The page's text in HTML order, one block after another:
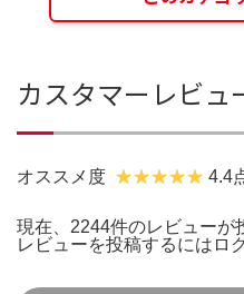
カスタマーレビュ
オススメ度 4.4
現在、2244件のレビューが
レビューを投稿するには ロ